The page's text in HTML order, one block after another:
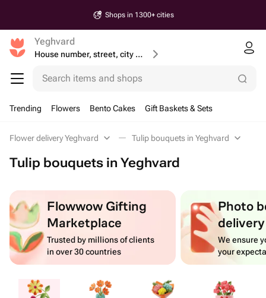
Shops in 1300+ cities
Yeghvard
House number, street, city or postcode
Search items and shops
Trending Flowers Bento Cakes Gift Baskets & Sets
Flower delivery Yeghvard Tulip bouquets in Yeghvard
Tulip bouquets in Yeghvard
Flowwow Gifting
Marketplace
Trusted by millions of clients
in over 30 countries
Photo
delivery
We ensure
your